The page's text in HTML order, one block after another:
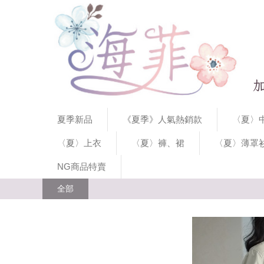
夏季新品 《夏季》人氣熱銷款 〈夏
〈夏〉上衣 〈夏〉褲、裙 〈夏〉薄罩
NG商品特賣
全部